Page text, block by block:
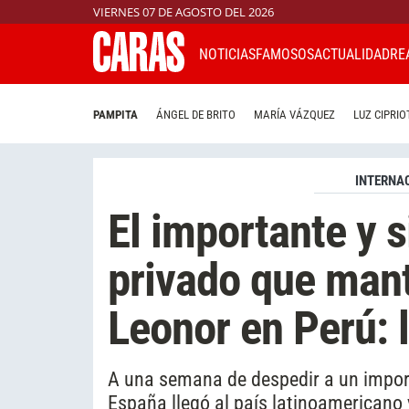
VIERNES 07 DE AGOSTO DEL 2026
NOTICIASFAMOSOSACTUALIDAD
PAMPITA ÁNGEL DE BRITO MARÍA VÁZQUEZ LUZ
El importante y
privado que
Leonor en Perú:
A una semana de despedir a un
España llegó al país